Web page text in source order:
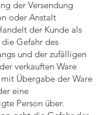
der Versendung
oder Anstalt
der Kunde als
Gefahr des
und der zufälligen
verkauften Ware
Übergabe der Ware
eine
Person über.